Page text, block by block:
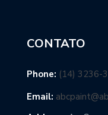
CONTATO
Phone: (14) 3236-
Email: